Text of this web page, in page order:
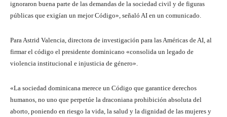
ignoraron buena parte de las demandas de la sociedad civil y de figuras
públicas que exigían un mejor Código», señaló AI en un comunicado.
Para Astrid Valencia, directora de investigación para las Américas de AI, al
firmar el código el presidente dominicano «consolida un legado de
violencia institucional e injusticia de género».
«La sociedad dominicana merece un Código que garantice derechos
humanos, no uno que perpetúe la draconiana prohibición absoluta del
aborto, poniendo en riesgo la vida, la salud y la dignidad de las mujeres y